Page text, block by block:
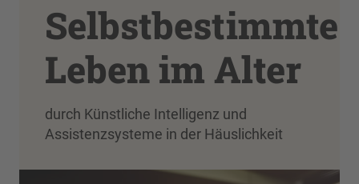
Selbstbestimmtes
Leben im Alter
durch Künstliche Intelligenz und
Assistenzsysteme in der Häuslichkeit